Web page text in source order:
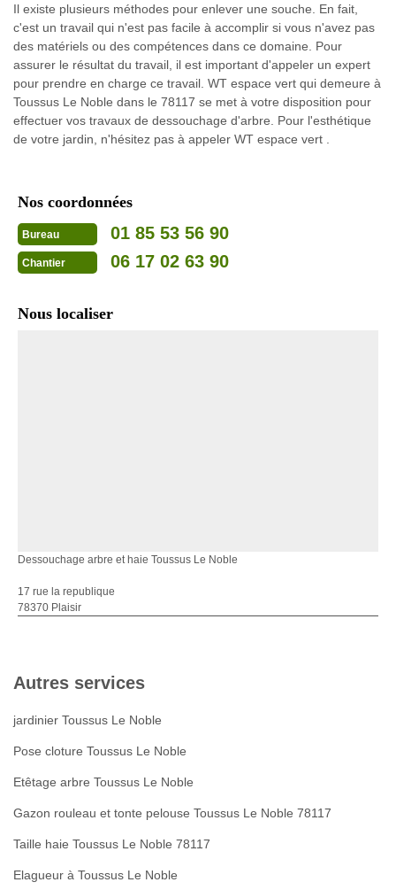
Il existe plusieurs méthodes pour enlever une souche. En fait,
c'est un travail qui n'est pas facile à accomplir si vous n'avez pas
des matériels ou des compétences dans ce domaine. Pour
assurer le résultat du travail, il est important d'appeler un expert
pour prendre en charge ce travail. WT espace vert qui demeure à
Toussus Le Noble dans le 78117 se met à votre disposition pour
effectuer vos travaux de dessouchage d'arbre. Pour l'esthétique
de votre jardin, n'hésitez pas à appeler WT espace vert .
Nos coordonnées
Bureau 01 85 53 56 90
Chantier 06 17 02 63 90
Nous localiser
Dessouchage arbre et haie Toussus Le Noble
17 rue la republique
78370 Plaisir
Autres services
jardinier Toussus Le Noble
Pose cloture Toussus Le Noble
Etêtage arbre Toussus Le Noble
Gazon rouleau et tonte pelouse Toussus Le Noble 78117
Taille haie Toussus Le Noble 78117
Elagueur à Toussus Le Noble